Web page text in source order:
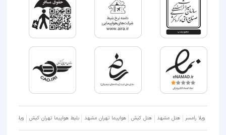
ویلا رامسر هتل مشهد هتل کیش هواپیما تهران مشهد بلیط هواپیما تهران کیش ویلا شمال